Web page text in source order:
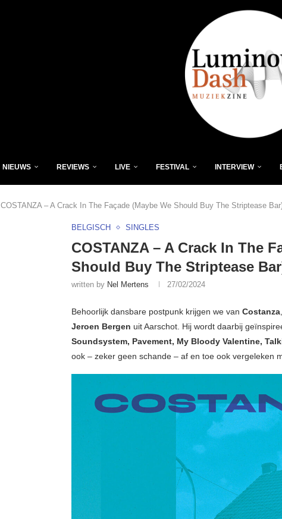
NIEUWS REVIEWS LIVE FESTIVAL INTERVIEW
COSTANZA – A Crack In The Façade (Maybe We Should Buy The Striptease
BELGISCH SINGLES
COSTANZA – A Crack In The
Should Buy The Striptease
written by Nel Mertens 27/02/2024
Behoorlijk dansbare postpunk krijgen we van Costanza
Jeroen Bergen uit Aarschot. Hij wordt daarbij
Soundsystem, Pavement, My Bloody Valentine,
ook – zeker geen schande – af en toe ook vergeleken